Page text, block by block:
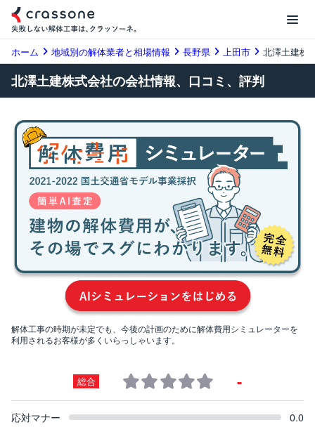
ホーム 地域別の解体業者と相場情報 長野県 上田市 北澤土建株
北澤土建株式会社の会社情報、口コミ、評判
解体工事の時期が未定でも、今後の計画のために解体費用シミュレーターを
利用されるお客様が多くいらっしゃいます。
総合 -
応対マナー
0.0